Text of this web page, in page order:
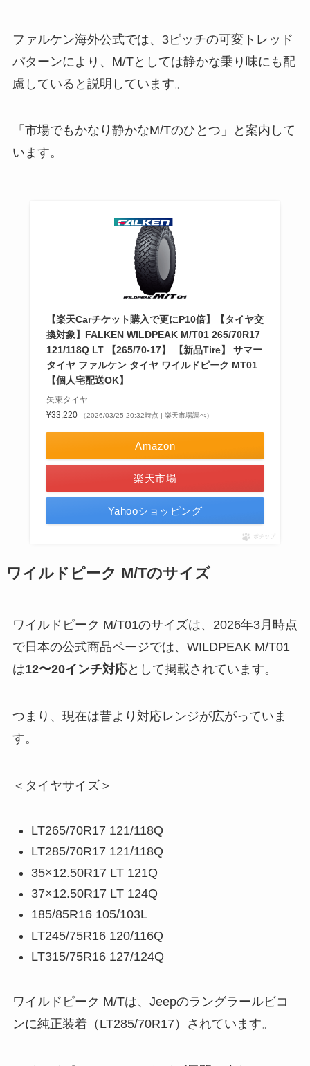
ファルケン海外公式では、3ピッチの可変トレッド
パターンにより、M/Tとしては静かな乗り味にも配
慮していると説明しています。
「市場でもかなり静かなM/Tのひとつ」と案内して
います。
【楽天Carチケット購入で更にP10倍】【タイヤ交
換対象】FALKEN WILDPEAK M/T01 265/70R17
121/118Q LT 【265/70-17】 【新品Tire】 サマー
タイヤ ファルケン タイヤ ワイルドピーク MT01
【個人宅配送OK】
矢東タイヤ
¥33,220
（2026/03/25 20:32時点 | 楽天市場調べ）
Amazon
楽天市場
Yahooショッピング
ポチップ
ワイルドピーク M/Tのサイズ
ワイルドピーク M/T01のサイズは、2026年3月時点
で日本の公式商品ページでは、WILDPEAK M/T01
は12〜20インチ対応として掲載されています。
つまり、現在は昔より対応レンジが広がっていま
す。
＜タイヤサイズ＞
LT265/70R17 121/118Q
LT285/70R17 121/118Q
35×12.50R17 LT 121Q
37×12.50R17 LT 124Q
185/85R16 105/103L
LT245/75R16 120/116Q
LT315/75R16 127/124Q
ワイルドピーク M/Tは、Jeepのラングラールビコ
ンに純正装着（LT285/70R17）されています。